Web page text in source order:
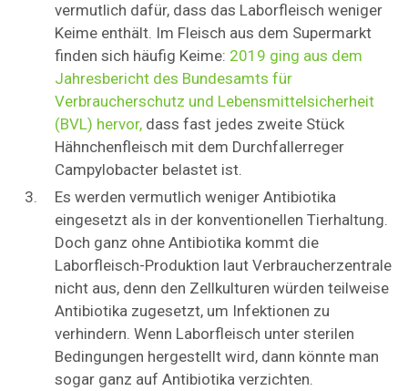
vermutlich dafür, dass das Laborfleisch weniger
Keime enthält. Im Fleisch aus dem Supermarkt
finden sich häufig Keime: 2019 ging aus dem
Jahresbericht des Bundesamts für
Verbraucherschutz und Lebensmittelsicherheit
(BVL) hervor, dass fast jedes zweite Stück
Hähnchenfleisch mit dem Durchfallerreger
Campylobacter belastet ist.
Es werden vermutlich weniger Antibiotika
eingesetzt als in der konventionellen Tierhaltung.
Doch ganz ohne Antibiotika kommt die
Laborfleisch-Produktion laut Verbraucherzentrale
nicht aus, denn den Zellkulturen würden teilweise
Antibiotika zugesetzt, um Infektionen zu
verhindern. Wenn Laborfleisch unter sterilen
Bedingungen hergestellt wird, dann könnte man
sogar ganz auf Antibiotika verzichten.